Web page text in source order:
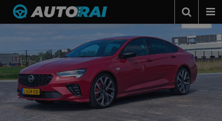
Podcast
Autotests
Automerken
Adverteren